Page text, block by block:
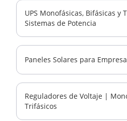
UPS Monofásicas, Bifásicas y
Sistemas de Potencia
Paneles Solares para
Reguladores de Voltaje |
Trifásicos